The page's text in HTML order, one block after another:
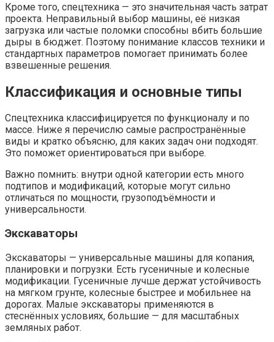
Кроме того, спецтехника — это значительная часть затрат
проекта. Неправильный выбор машины, её низкая
загрузка или частые поломки способны вбить большие
дыры в бюджет. Поэтому понимание классов техники и
стандартных параметров помогает принимать более
взвешенные решения.
Классификация и основные типы
Спецтехника классифицируется по функционалу и по
массе. Ниже я перечислю самые распространённые
виды и кратко объясню, для каких задач они подходят.
Это поможет ориентироваться при выборе.
Важно помнить: внутри одной категории есть много
подтипов и модификаций, которые могут сильно
отличаться по мощности, грузоподъёмности и
универсальности.
Экскаваторы
Экскаваторы — универсальные машины для копания,
планировки и погрузки. Есть гусеничные и колесные
модификации. Гусеничные лучше держат устойчивость
на мягком грунте, колесные быстрее и мобильнее на
дорогах. Малые экскаваторы применяются в
стеснённых условиях, большие — для масштабных
земляных работ.